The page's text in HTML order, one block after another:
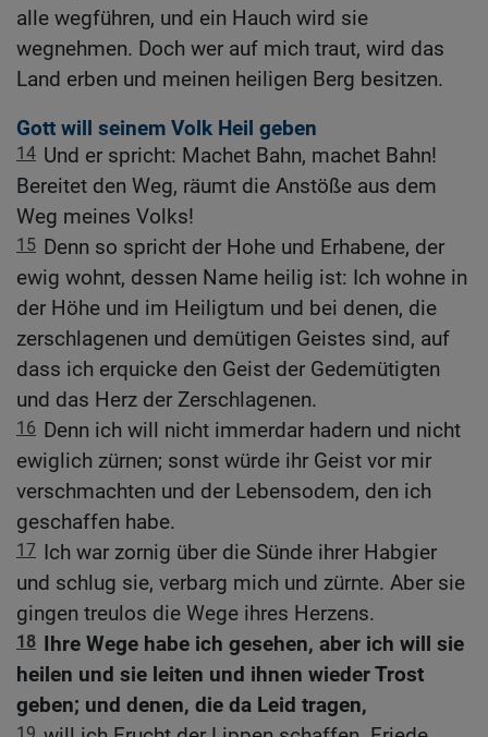
alle wegführen, und ein Hauch wird sie
wegnehmen. Doch wer auf mich traut, wird das
Land erben und meinen heiligen Berg besitzen.
Gott will seinem Volk Heil geben
14 Und er spricht: Machet Bahn, machet Bahn!
Bereitet den Weg, räumt die Anstöße aus dem
Weg meines Volks!
15 Denn so spricht der Hohe und Erhabene, der
ewig wohnt, dessen Name heilig ist: Ich wohne in
der Höhe und im Heiligtum und bei denen, die
zerschlagenen und demütigen Geistes sind, auf
dass ich erquicke den Geist der Gedemütigten
und das Herz der Zerschlagenen.
16 Denn ich will nicht immerdar hadern und nicht
ewiglich zürnen; sonst würde ihr Geist vor mir
verschmachten und der Lebensodem, den ich
geschaffen habe.
17 Ich war zornig über die Sünde ihrer Habgier
und schlug sie, verbarg mich und zürnte. Aber sie
gingen treulos die Wege ihres Herzens.
18 Ihre Wege habe ich gesehen, aber ich will sie
heilen und sie leiten und ihnen wieder Trost
geben; und denen, die da Leid tragen,